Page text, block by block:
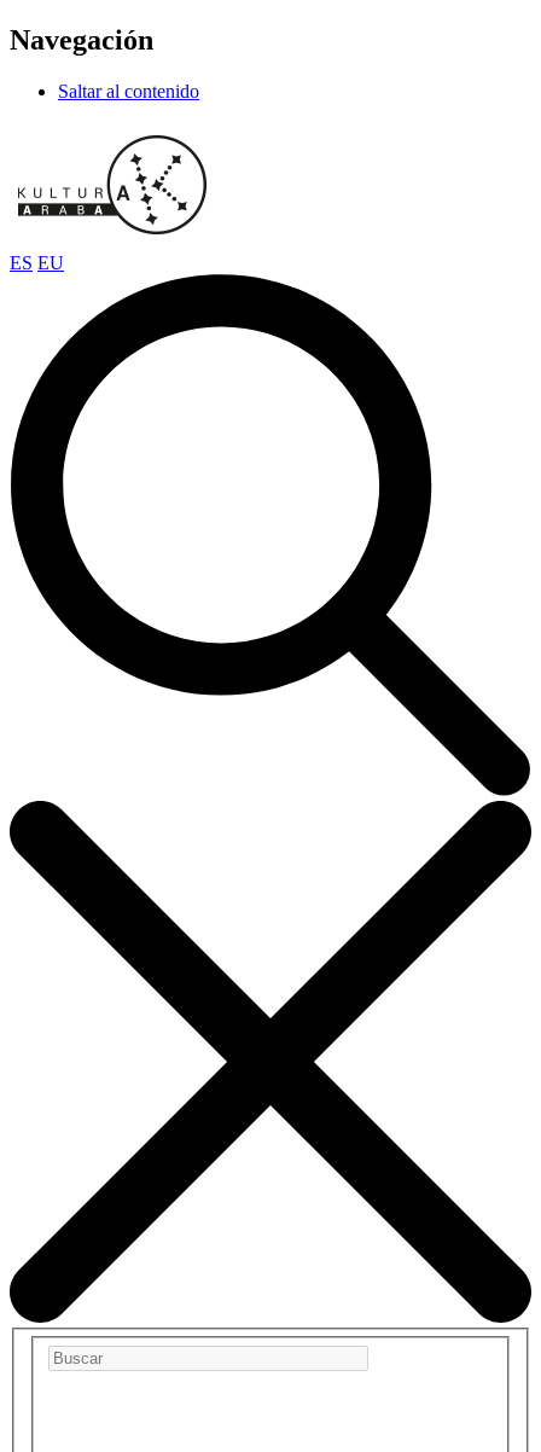
Navegación
Saltar al contenido
ES EU